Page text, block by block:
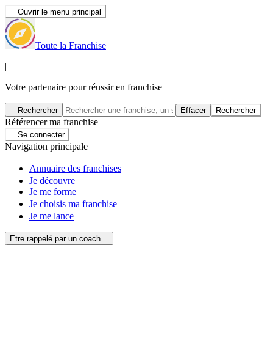
Ouvrir le menu principal
Toute la Franchise
|
Votre partenaire pour réussir en franchise
Rechercher Effacer Rechercher
Référencer ma franchise
Se connecter
Navigation principale
Annuaire des franchises
Je découvre
Je me forme
Je choisis ma franchise
Je me lance
Etre rappelé par un coach